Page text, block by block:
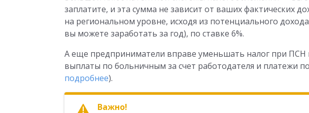
заплатите, и эта сумма не зависит от ваших фактических
на региональном уровне, исходя из потенциального
вы можете заработать за год), по ставке 6%.
А еще предприниматели вправе уменьшать налог при ПСН
выплаты по больничным за счет работодателя и платежи
подробнее).
Важно!